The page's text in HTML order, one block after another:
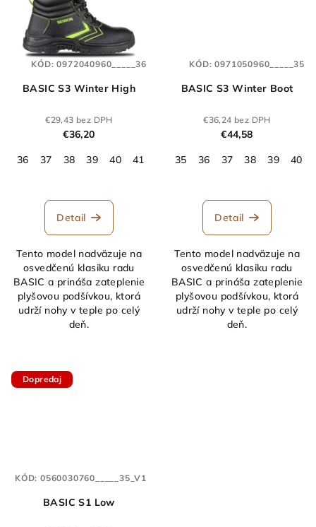
BASIC S3 Winter High
€29,43 bez DPH
€36,20
36
37 38 39 40 41 43 44 45 46 47 48
Detail
Tento model nadväzuje na
osvedčenú klasiku radu
BASIC a prináša zateplenie
plyšovou podšívkou, ktorá
udrží nohy v teple po celý
deň.
KÓD:0972040960_____36
BASIC S3 Winter Boot
€36,24 bez DPH
€44,58
35
36 37 38 39 40
Detail
Tento model nadväzuje na
osvedčenú klasiku radu
BASIC a prináša zateplenie
plyšovou podšívkou, ktorá
udrží nohy v teple po celý
deň.
KÓD:0971050960_____35
Dopredaj
BASIC S1 Low
KÓD: 0560030760_____35_V1